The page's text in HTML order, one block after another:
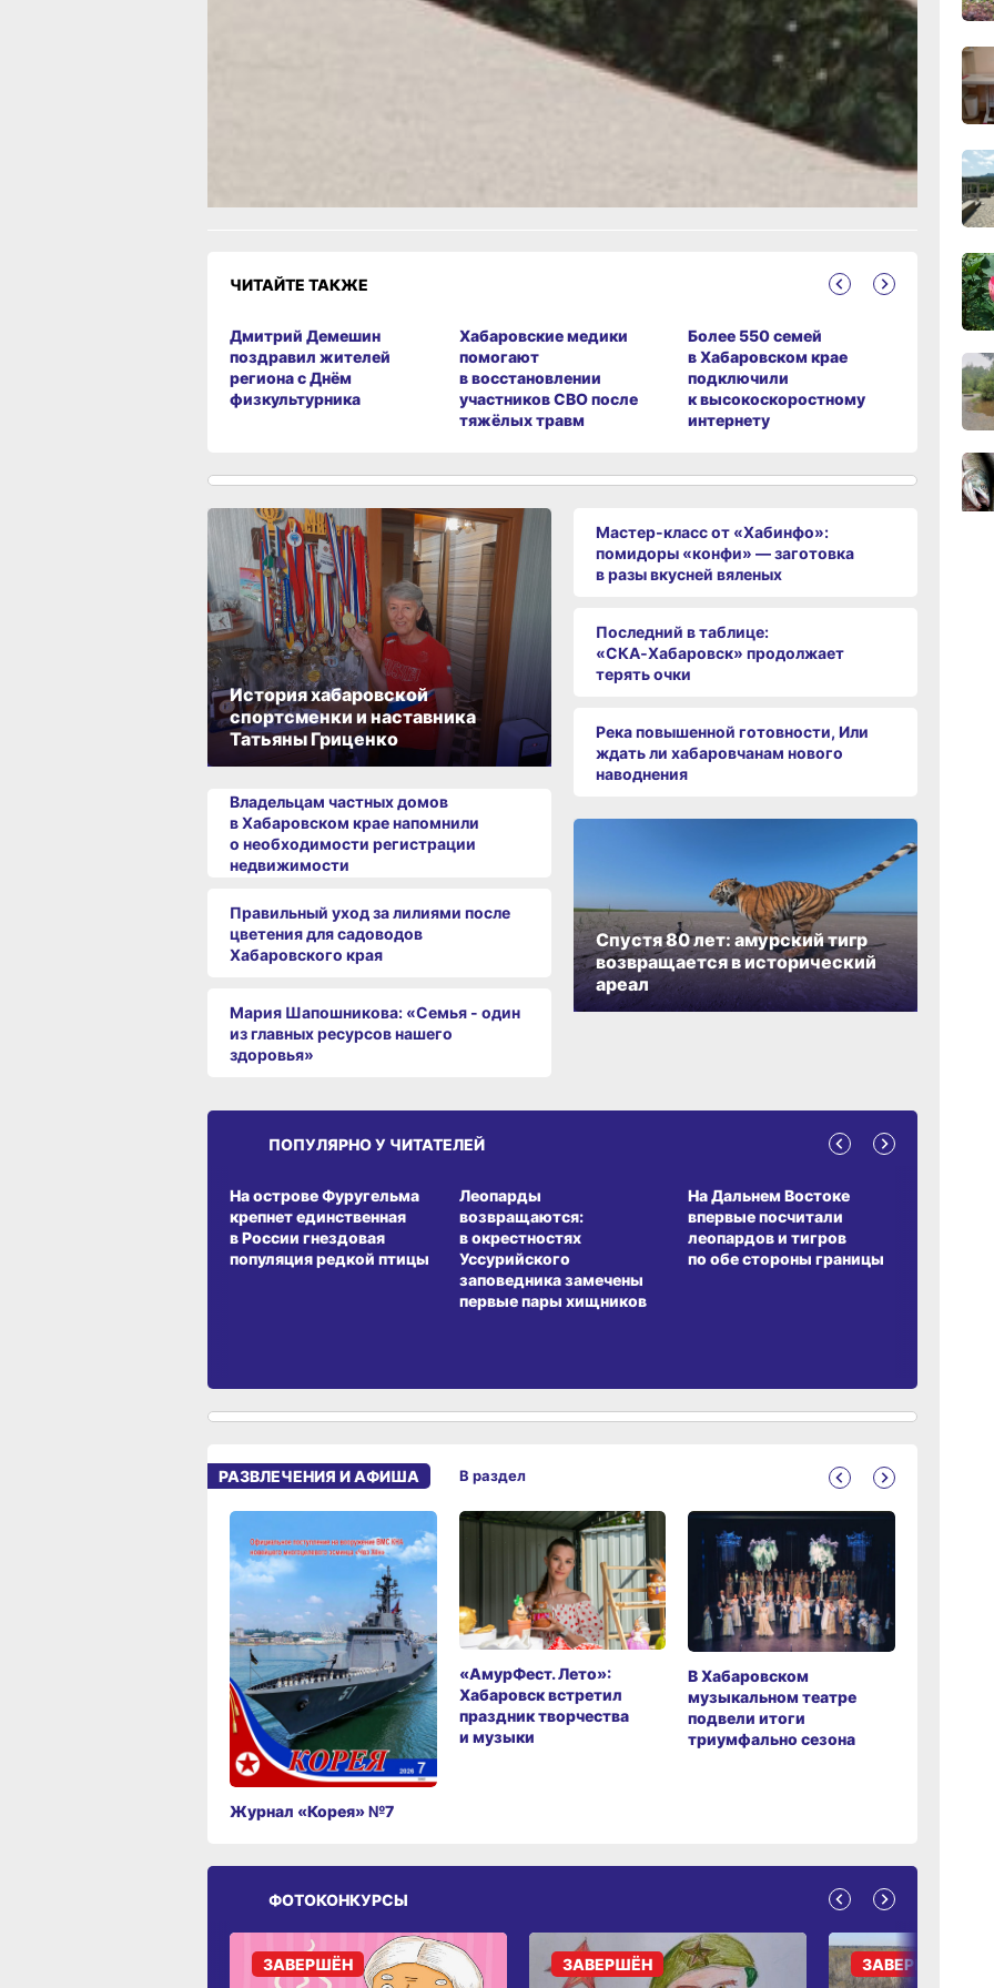
В Хабаровске насчитали двадцать мест,
ЧИТАЙТЕ ТАКЖЕ
Дмитрий Демешин
поздравил жителей
региона с Днём
физкультурника
Хабаровские медики
помогают
в восстановлении
участников СВО после
тяжёлых травм
Более 550 семей
в Хабаровском крае
подключили
к высокоскоростному
интернету
В
вынес
за
детей
История хабаровской
спортсменки и наставника
Татьяны Гриценко
Владельцам частных домов
в Хабаровском крае напомнили
о необходимости регистрации
недвижимости
Правильный уход за лилиями после
цветения для садоводов
Хабаровского края
Мария Шапошникова: «Семья - один
из главных ресурсов нашего
здоровья»
Мастер-класс от «Хабинфо»:
помидоры «конфи» — заготовка
в разы вкусней вяленых
Последний в таблице:
«СКА‑Хабаровск» продолжает
терять очки
Река повышенной готовности, Или
ждать ли хабаровчанам нового
наводнения
Спустя 80 лет: амурский тигр
возвращается в исторический
ареал
ПОПУЛЯРНО У ЧИТАТЕЛЕЙ
На острове Фуругельма
крепнет единственная
в России гнездовая
популяция редкой птицы
Леопарды
возвращаются:
в окрестностях
Уссурийского
заповедника замечены
первые пары хищников
На Дальнем Востоке
впервые посчитали
леопардов и тигров
по обе стороны границы
РАЗВЛЕЧЕНИЯ И АФИША
Журнал «Корея» №7
«АмурФест. Лето»:
Хабаровск встретил
праздник творчества
и музыки
В Хабаровском
музыкальном театре
подвели итоги
триумфально сезона
В раздел
ФОТОКОНКУРСЫ
ЗАВЕРШЁН ЗАВЕРШЁН ЗАВЕРШЁН
18:28,
16:51,